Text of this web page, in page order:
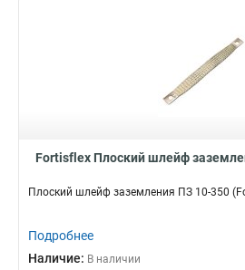
Fortisflex Плоский шлейф
Плоский шлейф заземления ПЗ 10-350
Подробнее
Наличие: В наличии